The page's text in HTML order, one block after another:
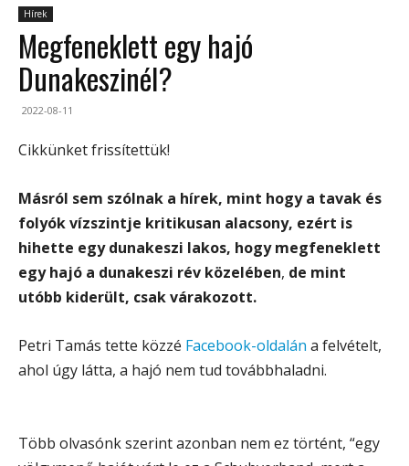
Hírek
Megfeneklett egy hajó
Dunakeszinél?
2022-08-11
Cikkünket frissítettük!
Másról sem szólnak a hírek, mint hogy a tavak és
folyók vízszintje kritikusan alacsony, ezért is
hihette egy dunakeszi lakos, hogy megfeneklett
egy hajó a dunakeszi rév közelében, de mint
utóbb kiderült, csak várakozott.
Petri Tamás tette közzé Facebook-oldalán a felvételt,
ahol úgy látta, a hajó nem tud továbbhaladni.
Több olvasónk szerint azonban nem ez történt, “egy